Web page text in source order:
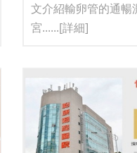
文介紹輸卵管的通暢
宮......[詳細]